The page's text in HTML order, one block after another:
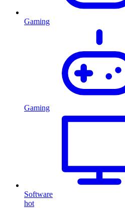
Gaming
Gaming
Software
hot